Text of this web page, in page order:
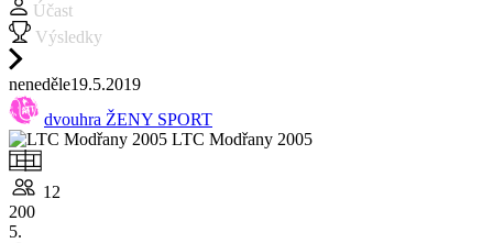
Účast
Výsledky
neneděle19.5.2019
dvouhra ŽENY SPORT
LTC Modřany 2005
12
200
5.